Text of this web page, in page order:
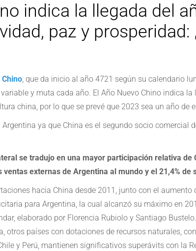
indica la llegada del
paz y
, que da inicio al año 4721 según su calendario
y muta cada año. El Año Nuevo Chino indica la
china, por lo que se prevé que 2023 sea un año de
ya que China es el segundo socio comercial
se tradujo en una mayor participación relativa
externas de Argentina al mundo y el 21,4% de
hacia China desde 2011, junto con el
para Argentina, la cual alcanzó su máximo en
elaborado por Florencia Rubiolo y Santiago Bustelo.
otros países con dotaciones de recursos naturales,
y Perú, mantienen significativos superávits con la